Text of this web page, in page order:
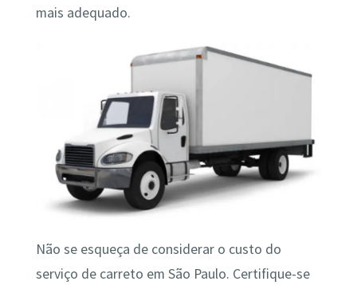
mais adequado.
Não se esqueça de considerar o custo do
serviço de carreto em São Paulo. Certifique-se